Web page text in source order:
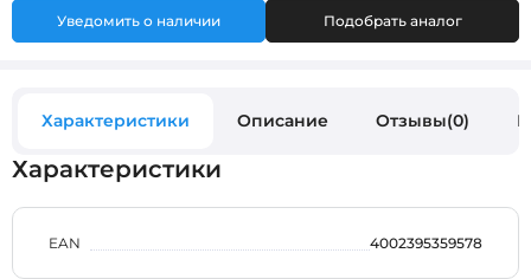
Уведомить о наличии Подобрать аналог
Характеристики Описание Отзывы(0)
Характеристики
EAN 4002395359578